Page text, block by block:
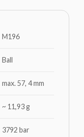
M196
Ball
max. 57, 4 mm
~ 11,93 g
3792 bar